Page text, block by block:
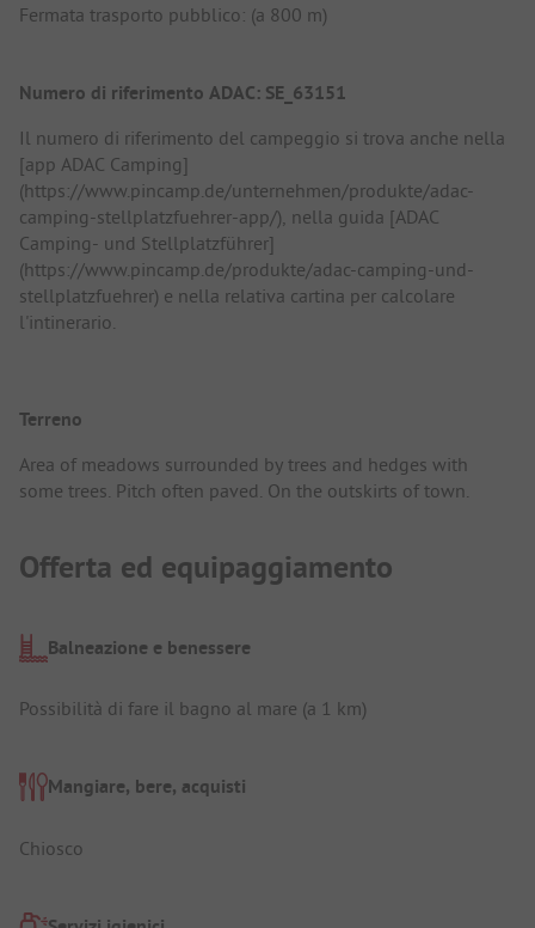
Fermata trasporto pubblico: (a 800 m)
Numero di riferimento ADAC: SE_63151
Il numero di riferimento del campeggio si trova anche nella
[app ADAC Camping]
(https://www.pincamp.de/unternehmen/produkte/adac-
camping-stellplatzfuehrer-app/), nella guida [ADAC
Camping- und Stellplatzführer]
(https://www.pincamp.de/produkte/adac-camping-und-
stellplatzfuehrer) e nella relativa cartina per calcolare
l'intinerario.
Terreno
Area of ​​meadows surrounded by trees and hedges with
some trees. Pitch often paved. On the outskirts of town.
Offerta ed equipaggiamento
Balneazione e benessere
Possibilità di fare il bagno al mare (a 1 km)
Mangiare, bere, acquisti
Chiosco